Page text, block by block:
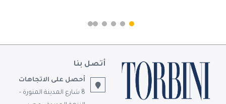
أتصل بنا
أحصل على الاتجاهات
8 شارع المدينة المنورة -